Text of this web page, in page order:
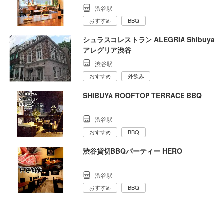
渋谷駅
おすすめ BBQ
シュラスコレストラン ALEGRIA Shibuya
アレグリア渋谷
渋谷駅
おすすめ 外飲み
SHIBUYA ROOFTOP TERRACE BBQ
渋谷駅
おすすめ BBQ
渋谷貸切BBQパーティー HERO
渋谷駅
おすすめ BBQ